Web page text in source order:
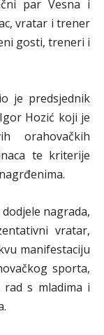
par Vesna i
vratar i trener
gosti, treneri i
je predsjednik
Hozić koji je
orahovačkih
te kriterije
nagrada,
vratar,
manifestaciju
sporta,
s mladima i